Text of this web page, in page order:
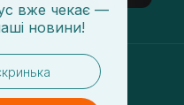
вже чекає —
новини!